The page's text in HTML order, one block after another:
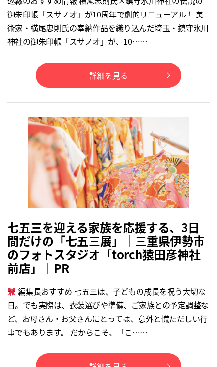
御朱印帳「スサノオ」が10周年で劇的リニューアル！ 美
術家・横尾忠則氏の奉納作品を織り込んだ埼玉・鎮守氷川
神社の御朱印帳「スサノオ」が、10……
詳細を見る
七五三を迎える家族を応援する、3日
間だけの「七五三展」｜三重県伊勢市
のフォトスタジオ「torch猿田彦神社
前店」｜PR
編集長おすすめ 七五三は、子どもの成長を祝う大切な
日。でも実際は、衣装選びや準備、ご家族との予定調整な
ど、お母さん・お父さんにとっては、意外と慌ただしい行
事でもあります。 だからこそ、「こ……